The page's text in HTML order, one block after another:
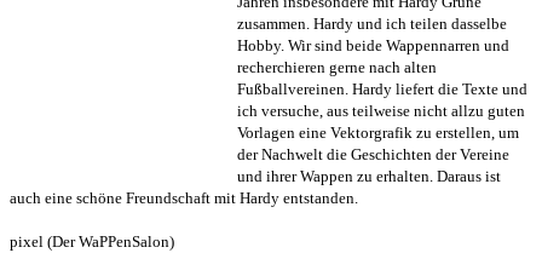
zusammen. Hardy und ich teilen dasselbe
Hobby. Wir sind beide Wappennarren und
recherchieren gerne nach alten
Fußballvereinen. Hardy liefert die Texte und
ich versuche, aus teilweise nicht allzu guten
Vorlagen eine Vektorgrafik zu erstellen, um
der Nachwelt die Geschichten der Vereine
und ihrer Wappen zu erhalten. Daraus ist
auch eine schöne Freundschaft mit Hardy entstanden.
pixel (Der WaPPenSalon)